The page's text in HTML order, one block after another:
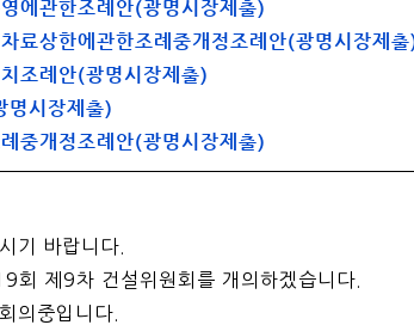
에관한조례안(광명시장제출)
료상한에관한조례중개정조례안(광명시장제출
조례안(광명시장제출)
명시장제출)
중개정조례안(광명시장제출)
기 바랍니다.
회 제9차 건설위원회를 개의하겠습니다.
의중입니다.